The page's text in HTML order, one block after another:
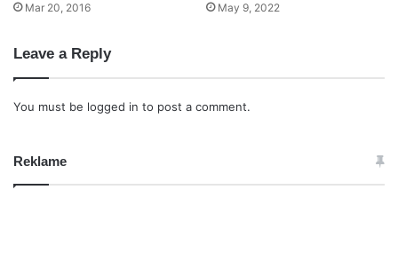
Mar 20, 2016 May 9, 2022
Leave a Reply
You must be logged in to post a comment.
Reklame